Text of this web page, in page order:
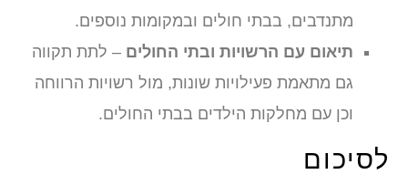
מתנדבים, בבתי חולים ובמקומות נוספים.
תיאום עם הרשויות ובתי החולים– לתת תקווה
גם מתאמת פעילויות שונות, מול רשויות הרווחה
וכן עם מחלקות הילדים בבתי החולים.